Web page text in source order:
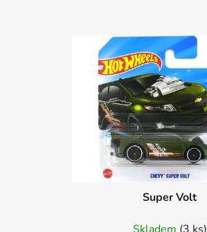
Super Volt